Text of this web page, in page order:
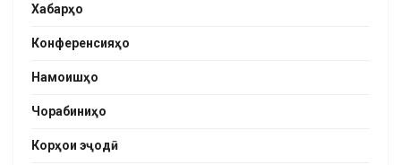
Хабарҳо
Конференсияҳо
Намоишҳо
Чорабиниҳо
Корҳои эҷодӣ